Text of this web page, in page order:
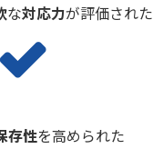
な対応力が評価され
存性を高められた